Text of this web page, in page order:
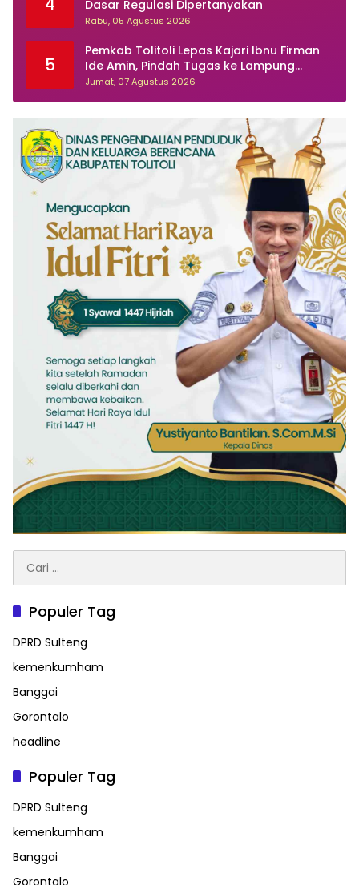
Dasar Regulasi Dipertanyakan
Rabu, 05 Agustus 2026
5
Pemkab Tolitoli Lepas Kajari Ibnu Firman
Ide Amin, Pindah Tugas ke Lampung
Selatan
Jumat, 07 Agustus 2026
untuk:
Populer Tag
DPRD Sulteng
kemenkumham
Banggai
Gorontalo
headline
Populer Tag
DPRD Sulteng
kemenkumham
Banggai